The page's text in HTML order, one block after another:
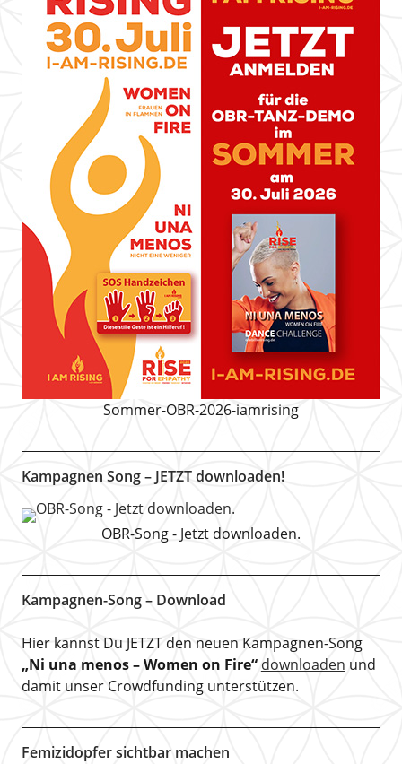
Sommer-OBR-2026-iamrising
Kampagnen Song – JETZT downloaden!
OBR-Song - Jetzt downloaden.
Kampagnen-Song – Download
Hier kannst Du JETZT den neuen Kampagnen-Song
„Ni una menos – Women on Fire“downloaden und
damit unser Crowdfunding unterstützen.
Femizidopfer sichtbar machen